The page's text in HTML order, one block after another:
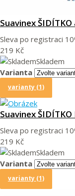
Suavinex
Sleva po registraci
219 Kč
Skladem
Varianta
varianty (1)
Suavinex
Sleva po registraci
219 Kč
Skladem
Varianta
varianty (1)